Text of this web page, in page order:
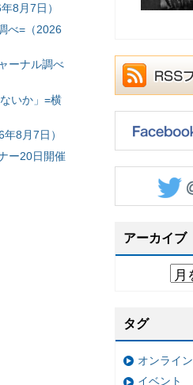
8月7日）
べ=（2026
ーナル調べ
いか」=横
8月7日）
ー20日開催
アーカイブ
タグ
オンライン
イベント